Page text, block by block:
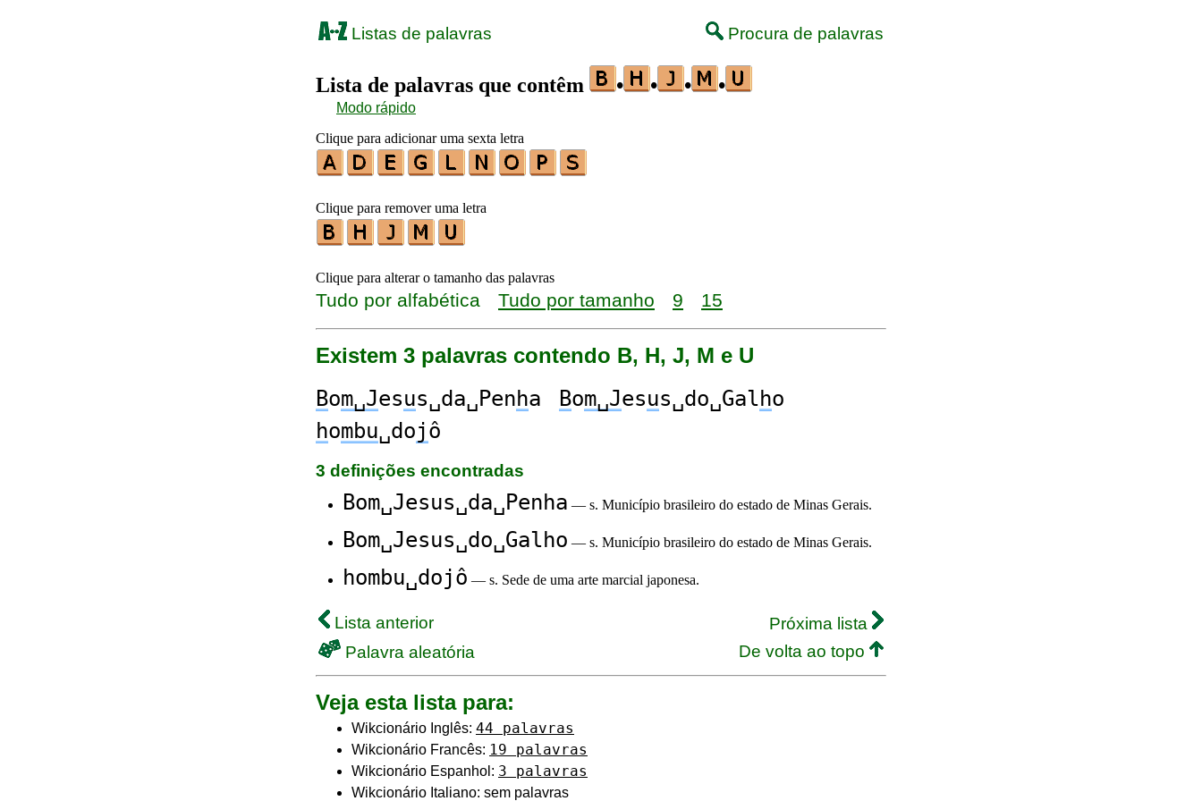
Listas de palavras Procura de palavras
Lista de palavras que contêm • • • •
Modo rápido
Clique para adicionar uma sexta letra
Clique para remover uma letra
Clique para alterar o tamanho das palavras
Tudo por alfabética Tudo por tamanho 9 15
Existem 3 palavras contendo B, H, J, M e U
Bom␣Jesus␣da␣Penha Bom␣Jesus␣do␣Galho
hombu␣dojô
3 definições encontradas
Bom␣Jesus␣da␣Penha — s. Município brasileiro do estado de Minas Gerais.
Bom␣Jesus␣do␣Galho — s. Município brasileiro do estado de Minas Gerais.
hombu␣dojô — s. Sede de uma arte marcial japonesa.
Lista anterior
Próxima lista
Palavra aleatória
De volta ao topo
Veja esta lista para:
Wikcionário Inglês: 44 palavras
Wikcionário Francês: 19 palavras
Wikcionário Espanhol: 3 palavras
Wikcionário Italiano: sem palavras